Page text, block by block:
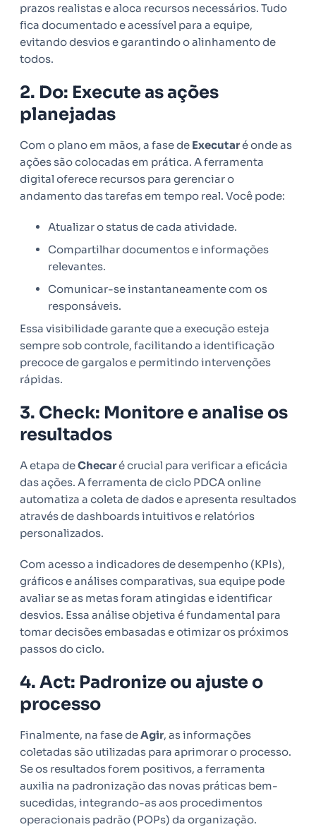
prazos realistas e aloca recursos necessários. Tudo
fica documentado e acessível para a equipe,
evitando desvios e garantindo o alinhamento de
todos.
2. Do: Execute as ações
planejadas
Com o plano em mãos, a fase de Executaré onde as
ações são colocadas em prática. A ferramenta
digital oferece recursos para gerenciar o
andamento das tarefas em tempo real. Você pode:
Atualizar o status de cada atividade.
Compartilhar documentos e informações
relevantes.
Comunicar-se instantaneamente com os
responsáveis.
Essa visibilidade garante que a execução esteja
sempre sob controle, facilitando a identificação
precoce de gargalos e permitindo intervenções
rápidas.
3. Check: Monitore e analise os
resultados
A etapa deChecaré crucial para verificar a eficácia
das ações. A ferramenta de ciclo PDCA online
automatiza a coleta de dados e apresenta resultados
através de dashboards intuitivos e relatórios
personalizados.
Com acesso a indicadores de desempenho (KPIs),
gráficos e análises comparativas, sua equipe pode
avaliar se as metas foram atingidas e identificar
desvios. Essa análise objetiva é fundamental para
tomar decisões embasadas e otimizar os próximos
passos do ciclo.
4. Act: Padronize ou ajuste o
processo
Finalmente, na fase deAgir, as informações
coletadas são utilizadas para aprimorar o processo.
Se os resultados forem positivos, a ferramenta
auxilia na padronização das novas práticas bem-
sucedidas, integrando-as aos procedimentos
operacionais padrão (POPs) da organização.